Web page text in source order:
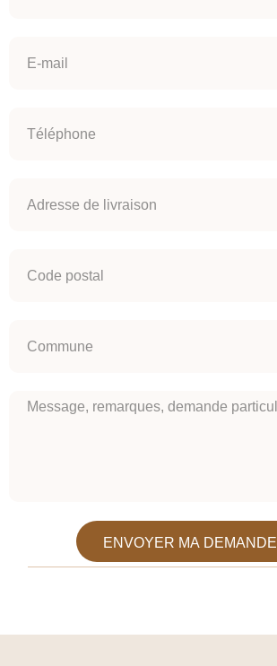
ENVOYER MA DEMANDE